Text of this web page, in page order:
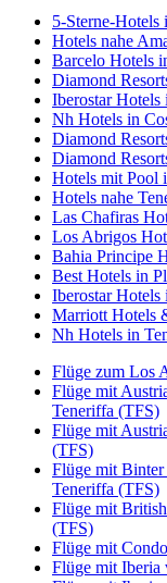
5-Sterne-
Hotels nahe
Barcelo Hotels
Diamond
Iberostar Hotels
Nh Hotels in
Diamond
Diamond
Hotels mit Pool
Hotels nahe
Las Chafiras
Los Abrigos
Bahia Principe
Best Hotels in
Iberostar Hotels
Marriott Hotels
Nh Hotels in
Flüge zum Los
Flüge mit
Teneriffa (TFS)
Flüge mit
(TFS)
Flüge mit
Teneriffa (TFS)
Flüge mit
(TFS)
Flüge mit
Flüge mit Iberia